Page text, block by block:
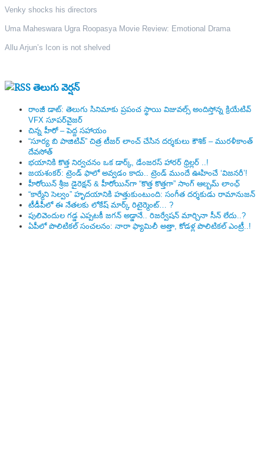
Venky shocks his directors
Uma Maheswara Ugra Roopasya Movie Review: Emotional Drama
Allu Arjun’s Icon is not shelved
తెలుగు వెర్షన్
రాంజీ డాట్: తెలుగు సినిమాకు ప్రపంచ స్థాయి విజువల్స్ అందిస్తోన్న క్రియేటివ్
VFX సూపర్‌వైజర్
చిన్న హీరో – పెద్ద సహాయం
“సూర్య బి పాజిటివ్” చిత్ర టీజర్ లాంచ్ చేసిన‌ దర్శకులు కౌశిక్ – మురళీకాంత్
దేవసోత్
భయానికి కొత్త నిర్వచనం ఒక డార్క్, డేంజరస్ హారర్ థ్రిల్లర్ ..!
జయశంకర్: ట్రెండ్‌ ఫాలో అవ్వడం కాదు.. ట్రెండ్‌ ముందే ఊహించే ‘విజనరీ’!
హీరోయిన్ శ్రీజ డైరెక్ష‌న్ & హీరోయిన్‌గా “కొత్త కొత్తగా” సాంగ్ ఆల్బమ్ లాంఛ్
“కార్మేని సెల్వం” హృదయానికి హత్తుకుంటుంది: సంగీత దర్శకుడు రామానుజన్
టీడీపీలో ఈ నేత‌ల‌కు లోకేష్ మార్క్ రిటైర్మెంట్‌… ?
పులివెందుల గ‌డ్డ ఎప్ప‌ట‌కీ జ‌గ‌న్ అడ్డానే.. రిజ‌ర్వేష‌న్ మార్చినా సీన్ లేదు..?
ఏపీలో పొలిటిక‌ల్ సంచ‌ల‌నం: నారా ఫ్యామిలీ అత్తా, కోడ‌ళ్ల పొలిటికల్ ఎంట్రీ..!